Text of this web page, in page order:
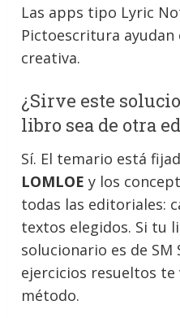
Las apps tipo Lyric
Pictoescritura
creativa.
¿Sirve este
libro sea de otra
Sí. El temario está
LOMLOE y los
todas las editoriales:
textos elegidos. Si tu
solucionario es de SM
ejercicios resueltos te
método.